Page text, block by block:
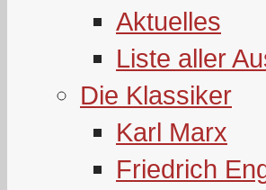
Aktuelles
Liste aller
Die Klassiker
Karl Marx
Friedrich